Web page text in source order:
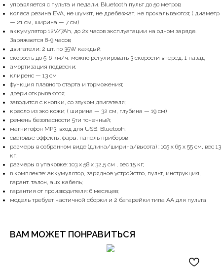
управляется с пульта и педали. Bluetooth пульт до 50 метров;
колеса резина EVA, не шумят, не дребезжат, не прокалываются; ( диаметр
— 21 см, ширина — 7 см)
аккумулятор 12V/7Ah, до 2х часов эксплуатации на одном заряде.
Заряжается 8-9 часов;
двигатели: 2 шт. по 35W каждый;
скорость до 5-6 км/ч, можно регулировать 3 скорости вперед, 1 назад
амортизация подвески;
клиренс — 13 см
функция плавного старта и торможения;
двери открываются;
заводится с кнопки, со звуком двигателя;
кресло из эко кожи; ( ширина — 32 см, глубина — 19 см)
ремень безопасности 5ти точечный;
магнитофон MP3, вход для USB, Bluetooh;
световые эффекты: фары, панель приборов;
размеры в собранном виде (длина/ширина/высота) : 105 х 65 х 55 см, вес 13
кг;
размеры в упаковке: 103 х 58 х 32,5 см , вес 15 кг;
в комплекте: аккумулятор, зарядное устройство, пульт, инструкция,
гарант. талон, aux кабель;
гарантия от производителя: 6 месяцев;
модель требует частичной сборки и 2 батарейки типа АА для пульта
ВАМ МОЖЕТ ПОНРАВИТЬСЯ